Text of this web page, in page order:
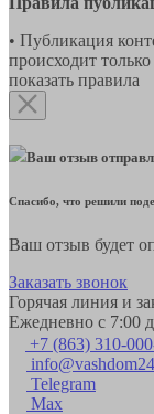
• Публикация
происходит
показать правила
Ваш отзыв
Спасибо, что решили
Ваш отзыв будет
Заказать звонок
Горячая линия и
Ежедневно с 7:00
+7 (863) 310-
Telegram
Max